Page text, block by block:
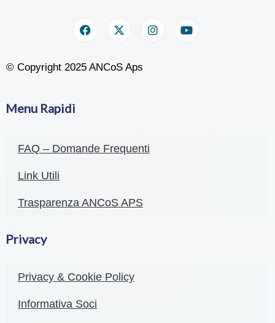
© Copyright 2025 ANCoS Aps
Menu Rapidi
FAQ – Domande Frequenti
Link Utili
Trasparenza ANCoS APS
Privacy
Privacy & Cookie Policy
Informativa Soci